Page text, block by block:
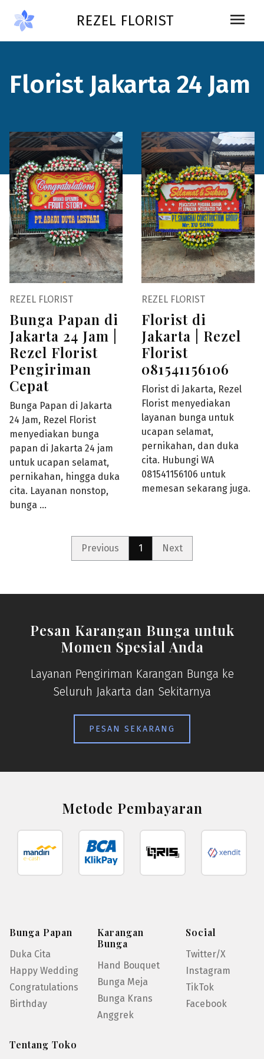
REZEL FLORIST menu
Florist Jakarta 24 Jam
REZEL FLORIST
Bunga Papan di
Jakarta 24 Jam |
Rezel Florist
Pengiriman
Cepat
Bunga Papan di Jakarta
24 Jam, Rezel Florist
menyediakan bunga
papan di Jakarta 24 jam
untuk ucapan selamat,
pernikahan, hingga duka
cita. Layanan nonstop,
bunga …
REZEL FLORIST
Florist di
Jakarta | Rezel
Florist
081541156106
Florist di Jakarta, Rezel
Florist menyediakan
layanan bunga untuk
ucapan selamat,
pernikahan, dan duka
cita. Hubungi WA
081541156106 untuk
memesan sekarang juga.
Previous 1 Next
Pesan Karangan Bunga untuk
Momen Spesial Anda
Layanan Pengiriman Karangan Bunga ke
Seluruh Jakarta dan Sekitarnya
PESAN SEKARANG
Metode Pembayaran
Bunga Papan
Duka Cita
Happy Wedding
Congratulations
Birthday
Karangan
Bunga
Hand Bouquet
Bunga Meja
Bunga Krans
Anggrek
Social
Twitter/X
Instagram
TikTok
Facebook
Tentang Toko